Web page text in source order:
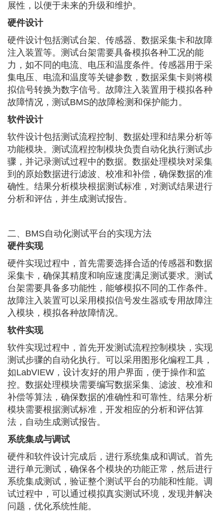
展性，以便于未来的升级和维护。
硬件设计
硬件设计包括测试台架、传感器、数据采集卡和故障
注入装置等。测试台架需要具备模拟各种工况的能
力，如不同的电流、电压和温度条件。传感器用于采
集电压、电流和温度等关键参数，数据采集卡则将模
拟信号转换为数字信号。故障注入装置用于模拟各种
故障情况，测试BMS的故障检测和保护能力。
软件设计
软件设计包括测试流程控制、数据处理和结果分析等
功能模块。测试流程控制模块负责自动化执行测试步
骤，并记录测试过程中的数据。数据处理模块对采集
到的原始数据进行滤波、校准和补偿，确保数据的准
确性。结果分析模块根据测试标准，对测试结果进行
分析和评估，并生成测试报告。
二、BMS自动化测试平台的实现方法
硬件实现
硬件实现过程中，首先需要选择合适的传感器和数据
采集卡，确保其精度和响应速度满足测试要求。测试
台架需要具备多功能性，能够模拟不同的工作条件。
故障注入装置可以采用模拟信号发生器或专用故障注
入模块，模拟各种故障情况。
软件实现
软件实现过程中，首先开发测试流程控制模块，实现
测试步骤的自动化执行。可以采用图形化编程工具，
如LabVIEW，设计友好的用户界面，便于操作和监
控。数据处理模块需要编写数据采集、滤波、校准和
补偿等算法，确保数据的准确性和可靠性。结果分析
模块需要根据测试标准，开发相应的分析和评估算
法，自动生成测试报告。
系统集成与调试
硬件和软件设计完成后，进行系统集成和调试。首先
进行单元测试，确保各个模块的功能正常，然后进行
系统集成测试，验证整个测试平台的功能和性能。调
试过程中，可以通过模拟真实测试环境，发现并解决
问题，优化系统性能。